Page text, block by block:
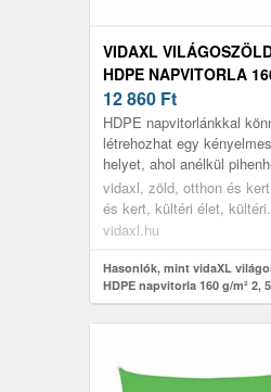
VIDAXL
HDPE NAPVITORLA
G/M² 2, 5 X 4, 5 M
12 860 Ft
HDPE napvitorlánkkal
létrehozhat egy kényelmes
helyet, ahol anélkül
hogy a nap káros UV-
ki lenne téve, legyen az a
vidaxl, zöld, otthon és
és kert, kültéri élet, kültéri
napernyők és árnyékolók
vidaxl.hu
Hasonlók, mint vidaXL
HDPE napvitorla 160 g/m² 2,
m